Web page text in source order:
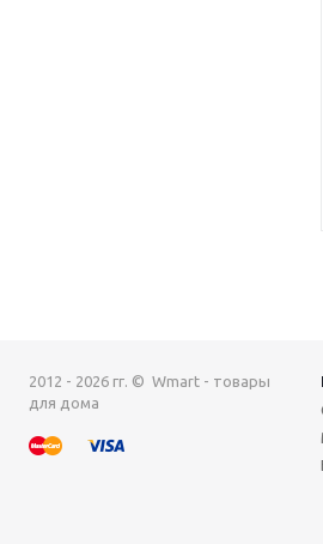
2012 - 2026 гг. © Wmart - товары
для дома